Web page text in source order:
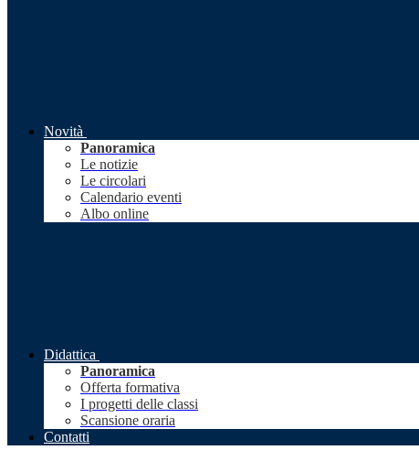
Novità
Panoramica
Le notizie
Le circolari
Calendario eventi
Albo online
Didattica
Panoramica
Offerta formativa
I progetti delle classi
Scansione oraria
Contatti